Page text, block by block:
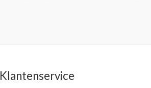
Klantenservice